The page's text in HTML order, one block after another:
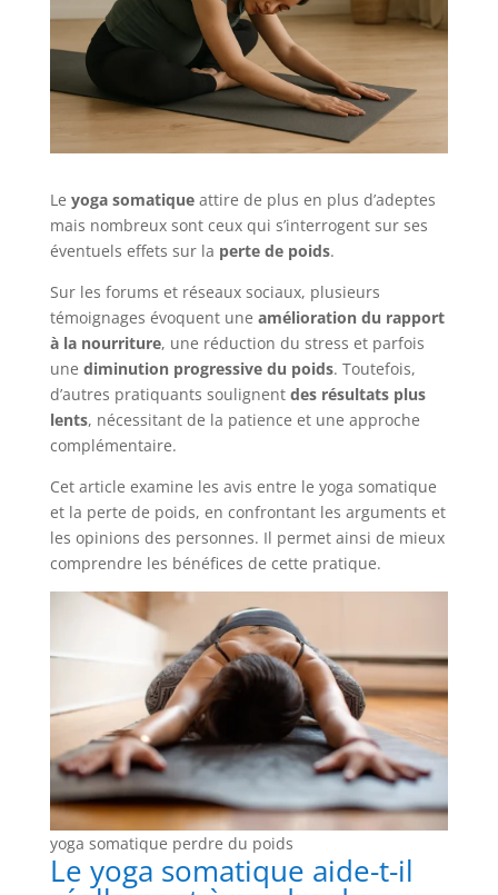
Le yoga somatiqueattire de plus en plus d’adeptes
mais nombreux sont ceux qui s’interrogent sur ses
éventuels effets sur la perte de poids.
Sur les forums et réseaux sociaux, plusieurs
témoignages évoquent une amélioration du rapport
à la nourriture, une réduction du stress et parfois
une diminution progressive du poids. Toutefois,
d’autres pratiquants soulignent des résultats plus
lents, nécessitant de la patience et une approche
complémentaire.
Cet article examine les avis entre le yoga somatique
et la perte de poids, en confrontant les arguments et
les opinions des personnes. Il permet ainsi de mieux
comprendre les bénéfices de cette pratique.
yoga somatique perdre du poids
Le yoga somatique aide-t-il